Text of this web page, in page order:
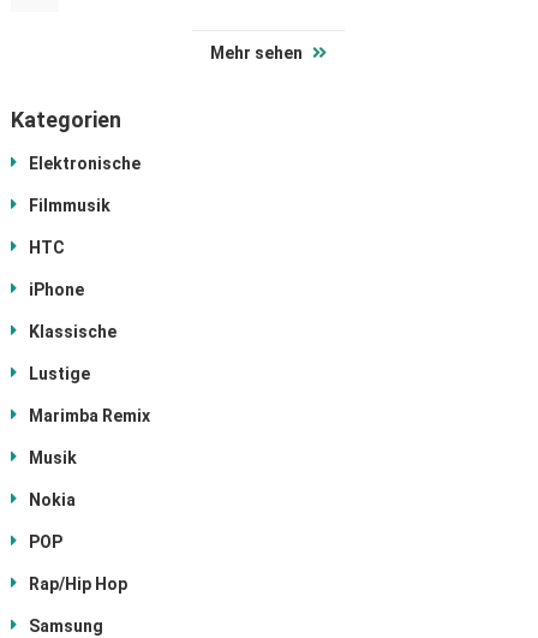
Mehr sehen
Kategorien
Elektronische
Filmmusik
HTC
iPhone
Klassische
Lustige
Marimba Remix
Musik
Nokia
POP
Rap/Hip Hop
Samsung